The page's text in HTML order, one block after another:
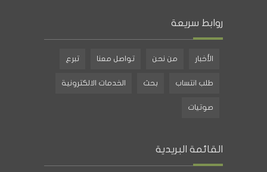
روابط سريعة
الأخبار من نحن تواصل معنا تبرع
طلب انتساب بحث الخدمات الالكترونية
صوتيات
القائمة البريدية